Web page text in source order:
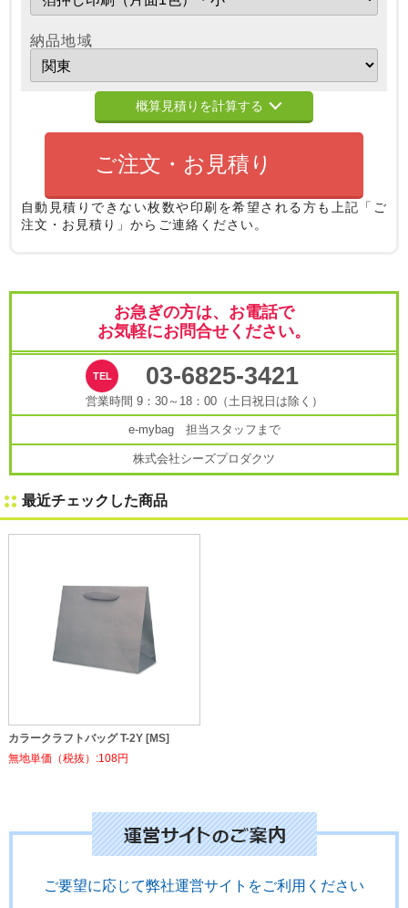
納品地域
概算見積りを計算する
ご注文・お見積り
自動見積りできない枚数や印刷を希望される方も 上記「ご
注文・お見積り」からご連絡ください。
お急ぎの方は、お電話で
お気軽にお問合せください。
03-6825-3421
営業時間 9：30～18：00（土日祝日は除く）
e-mybag 担当スタッフまで
株式会社シーズプロダクツ
最近チェックした商品
カラークラフトバッグ T-2Y [MS]
無地単価（税抜）:108円
ご要望に応じて弊社運営サイトをご利用ください